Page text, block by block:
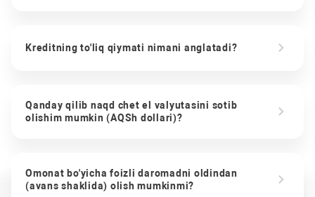
Kreditning to'liq qiymati nimani anglatadi?
Qanday qilib naqd chet el valyutasini sotib
olishim mumkin (AQSh dollari)?
Omonat bo'yicha foizli daromadni oldindan
(avans shaklida) olish mumkinmi?